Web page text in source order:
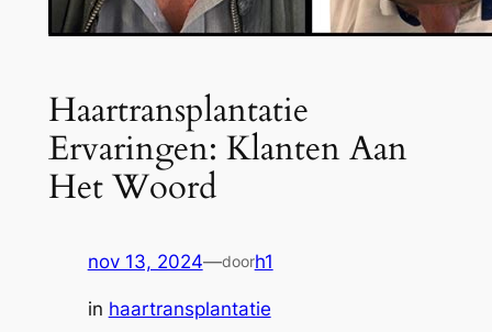
Haartransplantatie
Ervaringen: Klanten Aan
Het Woord
nov 13, 2024—doorh1
in haartransplantatie